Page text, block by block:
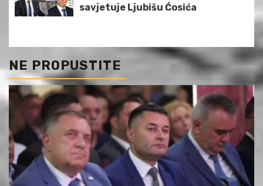
savjetuje Ljubišu Ćosića
NE PROPUSTITE